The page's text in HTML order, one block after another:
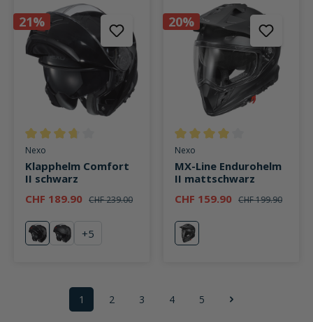
21%
Durchschnittliche Bewertung von 3.6 von 5 Sternen
Nexo
Klapphelm Comfort
II schwarz
CHF 189.90 CHF 239.00
schwarzmattschwarz
+5
20%
Durchschnittliche Bewertung
Nexo
MX-Line Endurohelm
II mattschwarz
CHF 159.90 CHF 199.90
mattschwarz
Seite
1 Seite
2 Seite
3 Seite
4 Seite
5